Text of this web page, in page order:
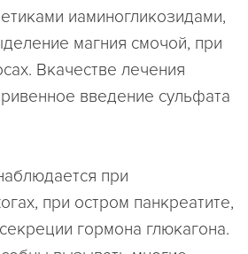
иаминогликозидами,
магния смочой, при
Вкачестве лечения
введение сульфата
при
при остром панкреатите,
гормона глюкагона.